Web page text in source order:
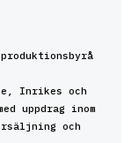
Inrikes och
uppdrag inom
och